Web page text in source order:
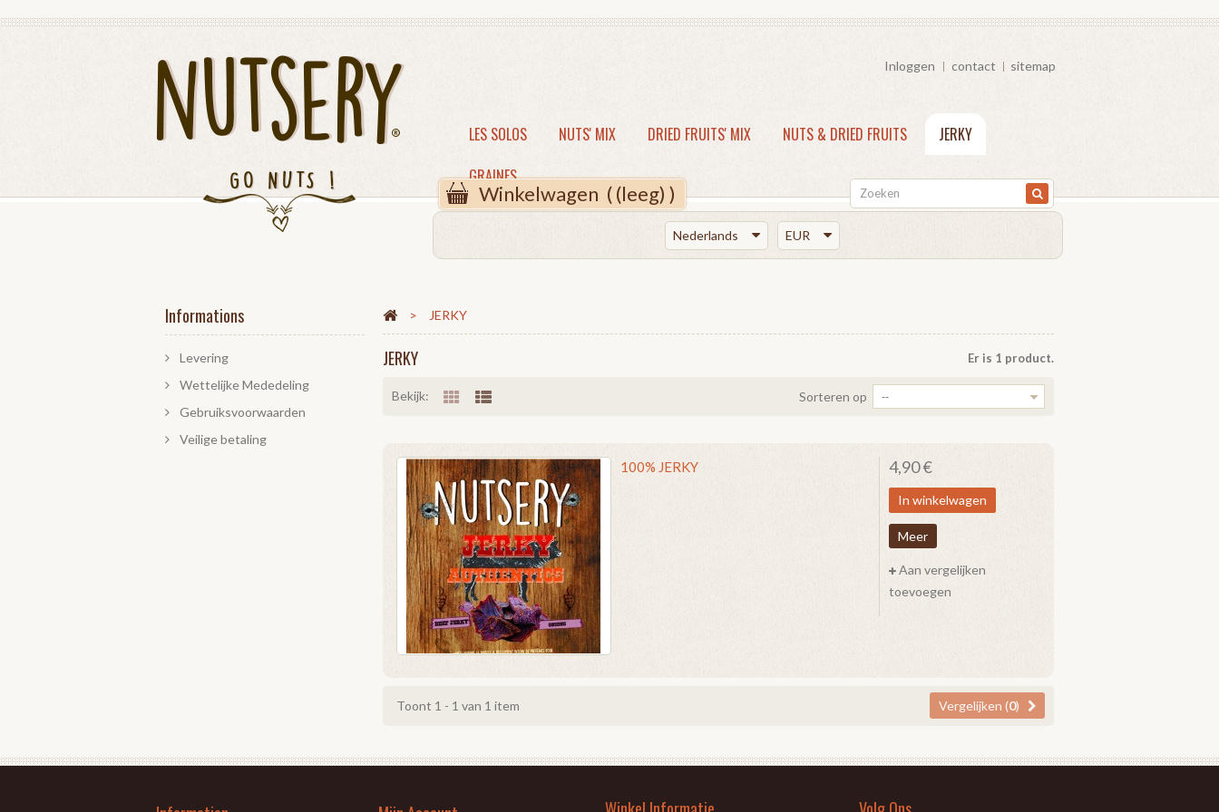
contact sitemap
Inloggen
Winkelwagen ((leeg) )
LES SOLOS NUTS' MIX DRIED FRUITS' MIX NUTS & DRIED FRUITS
JERKY
GRAINES
EUR
Nederlands
Informations
Levering
Wettelijke Mededeling
Gebruiksvoorwaarden
Veilige betaling
> JERKY
JERKY Er is 1 product.
Bekijk: Sorteren op --
100% JERKY 4,90 €
In winkelwagen
Meer
Aan vergelijken
toevoegen
Vergelijken (0)
Toont 1 - 1 van 1 item